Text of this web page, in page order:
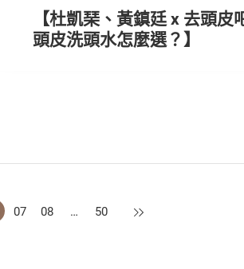
【杜凱琹、黃鎮廷 x 去頭
頭皮洗頭水怎麼選？】
07 08 … 50 下一頁